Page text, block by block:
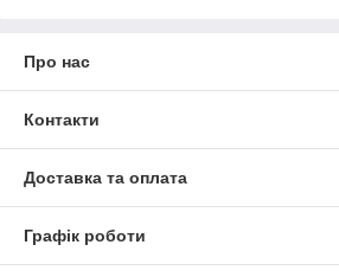
Про нас
Контакти
Доставка та оплата
Графік роботи